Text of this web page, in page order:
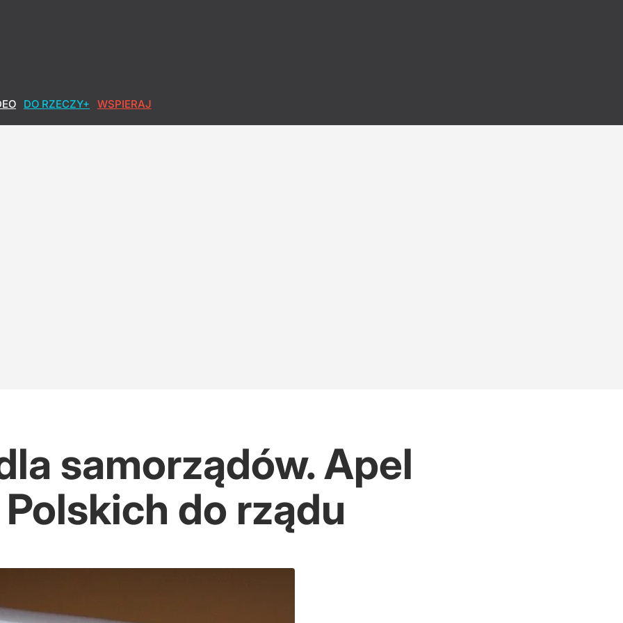
DO RZECZY+ WSPIERAJ
za sprawcą
tego"
samorządów. Apel
do rządu